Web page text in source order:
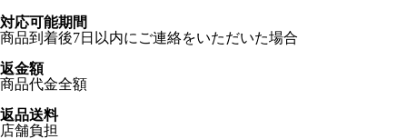
対応可能期間
商品到着後7日以内にご連絡をいただいた場合
返金額
商品代金全額
返品送料
店舗負担